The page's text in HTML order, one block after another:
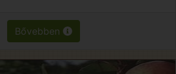
Bővebben